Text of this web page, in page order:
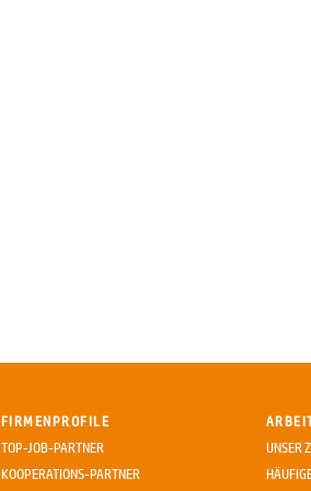
FIRMENPROFILE
TOP-JOB-PARTNER
KOOPERATIONS-PARTNER
UNSER